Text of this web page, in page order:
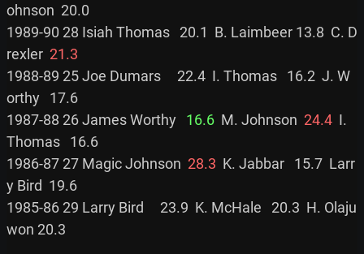
ohnson  20.0
1989-90 28 Isiah Thomas   20.1  B. Laimbeer 13.8  C. D
rexler 21.3
1988-89 25 Joe Dumars     22.4  I. Thomas   16.2  J. W
orthy   17.6
1987-88 26 James Worthy 16.6
  M. Johnson
24.4
  I.
Thomas   16.6
1986-87 27 Magic Johnson 28.3
  K. Jabbar   15.7  Larr
y Bird  19.6
1985-86 29 Larry Bird     23.9  K. McHale   20.3  H. Olaju
won 20.3